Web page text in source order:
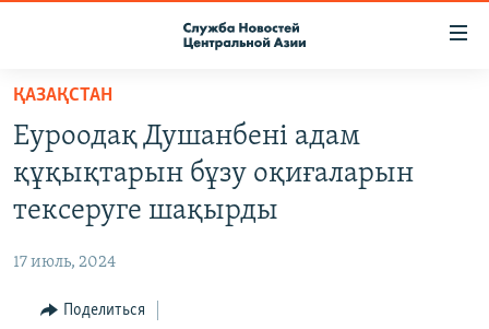
Вернуться
основному
содержанию
Вернутся
главной
Вернутся
ПОДПИСКА
КОНТАКТЫ
НАСТОЯЩЕЕ ВРЕМЯ
МИГРАНТ МЕДИА
ҚАЗАҚСТАН
Еуроодақ Душанбені адам
құқықтарын бұзу оқиғаларын
тексеруге шақырды
17 июль, 2024
Поделиться